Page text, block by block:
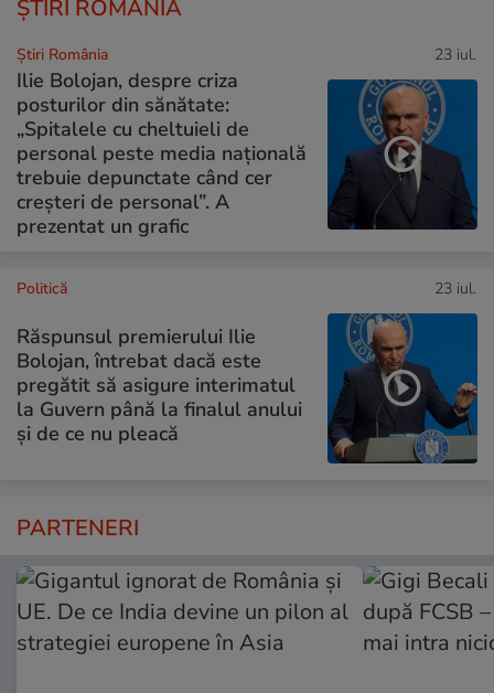
ȘTIRI ROMÂNIA
Știri România 23 iul.
Ilie Bolojan, despre criza
posturilor din sănătate:
„Spitalele cu cheltuieli de
personal peste media națională
trebuie depunctate când cer
creșteri de personal”. A
prezentat un grafic
Politică 23 iul.
Răspunsul premierului Ilie
Bolojan, întrebat dacă este
pregătit să asigure interimatul
la Guvern până la finalul anului
și de ce nu pleacă
PARTENERI